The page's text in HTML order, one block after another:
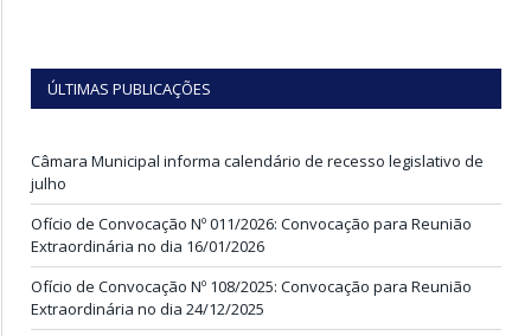
ÚLTIMAS PUBLICAÇÕES
Câmara Municipal informa calendário de recesso legislativo de
julho
Ofício de Convocação Nº 011/2026: Convocação para Reunião
Extraordinária no dia 16/01/2026
Ofício de Convocação Nº 108/2025: Convocação para Reunião
Extraordinária no dia 24/12/2025